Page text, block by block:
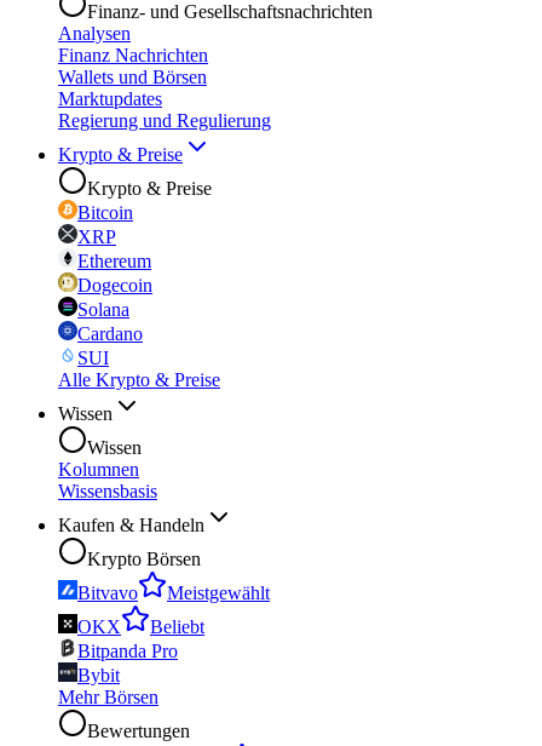
Finanz- und Gesellschaftsnachrichten
Analysen
Finanz Nachrichten
Wallets und Börsen
Marktupdates
Regierung und Regulierung
Krypto & Preise
Krypto & Preise
Bitcoin
XRP
Ethereum
Dogecoin
Solana
Cardano
SUI
Alle Krypto & Preise
Wissen
Wissen
Kolumnen
Wissensbasis
Kaufen & Handeln
Krypto Börsen
Bitvavo
Meistgewählt
OKX
Beliebt
Bitpanda Pro
Bybit
Mehr Börsen
Bewertungen